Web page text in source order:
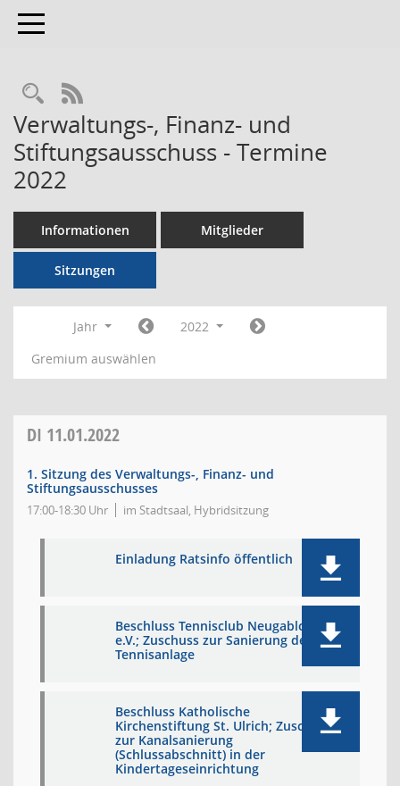
Toggle navigation
RSS-Feed
Verwaltungs-, Finanz- und
Stiftungsausschuss - Termine
2022
Informationen Mitglieder
Sitzungen
Jahr
2022
Gremium auswählen
DI 11.01.2022
1. Sitzung des Verwaltungs-, Finanz- und
Stiftungsausschusses
17:00-18:30 Uhr im Stadtsaal, Hybridsitzung
Einladung Ratsinfo öffentlich
Beschluss Tennisclub Neugablonz
e.V.; Zuschuss zur Sanierung der
Tennisanlage
Beschluss Katholische
Kirchenstiftung St. Ulrich; Zuschuss
zur Kanalsanierung
(Schlussabschnitt) in der
Kindertageseinrichtung